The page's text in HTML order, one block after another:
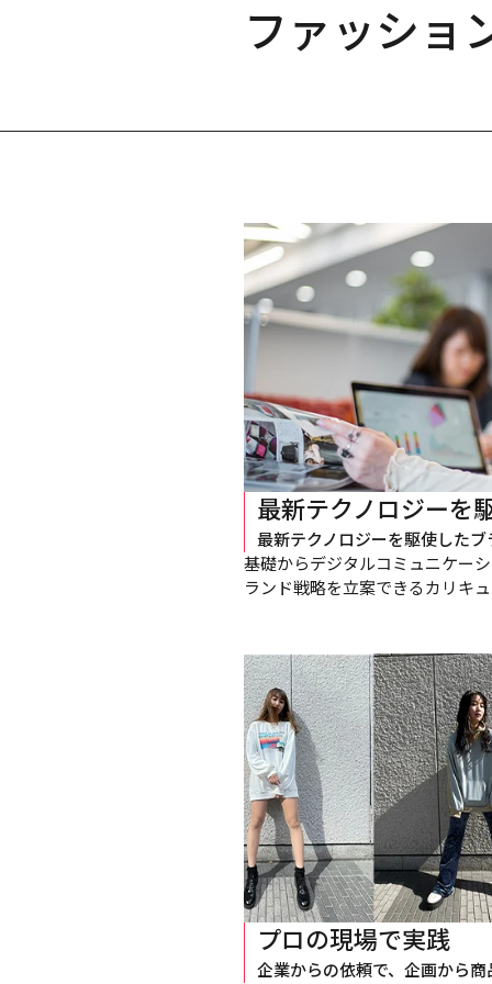
ファッショ
最新テクノロジーを
最新テクノロジーを駆使した
基礎からデジタルコミュニケー
ランド戦略を立案できるカリキ
プロの現場で実践
企業からの依頼で、企画から商